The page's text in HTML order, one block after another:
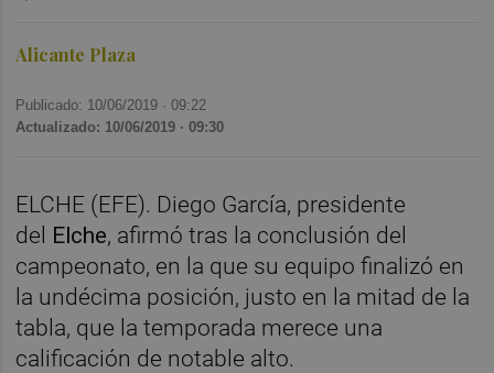
Alicante Plaza
Publicado: 10/06/2019 ·09:22
Actualizado: 10/06/2019 · 09:30
ELCHE (EFE). Diego García, presidente
del Elche, afirmó tras la conclusión del
campeonato, en la que su equipo finalizó en
la undécima posición, justo en la mitad de la
tabla, que la temporada merece una
calificación de notable alto.